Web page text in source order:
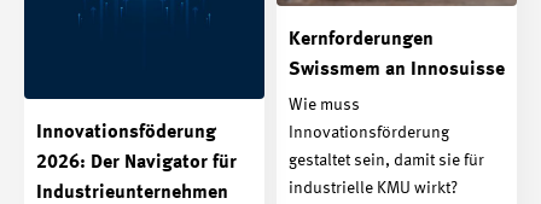
Kernforderungen
Swissmem an Innosuisse
Wie muss
Innovationsförderung
gestaltet sein, damit sie für
industrielle KMU wirkt?
Innovationsföderung
2026: Der Navigator für
Industrieunternehmen